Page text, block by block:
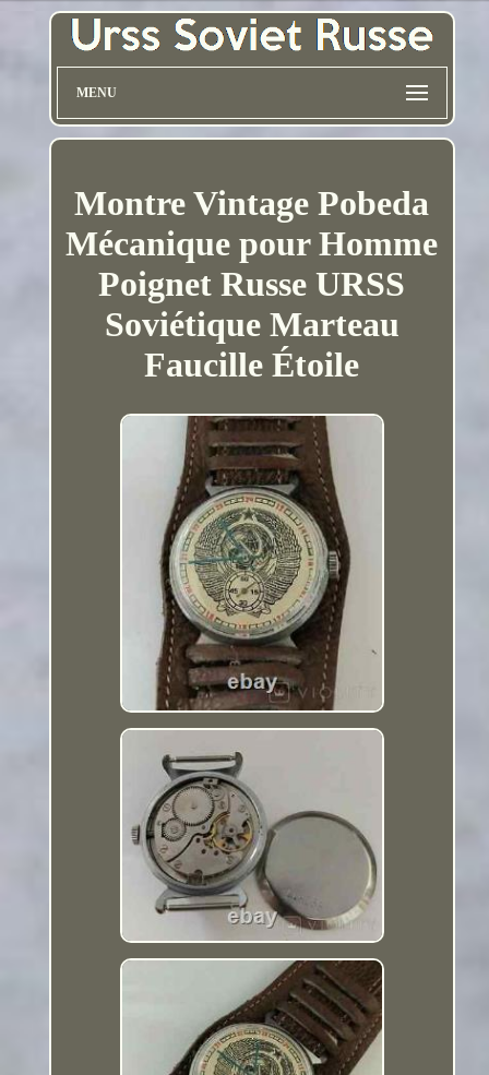
MENU
Montre Vintage Pobeda
Mécanique pour Homme
Poignet Russe URSS
Soviétique Marteau
Faucille Étoile